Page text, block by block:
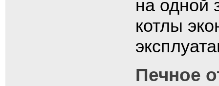
на одной
котлы
Печное